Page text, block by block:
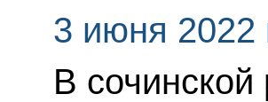
3 июня 2022
В